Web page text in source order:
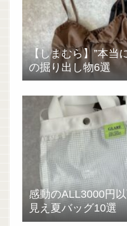
【しまむら】”本当
の掘り出し物6選
感動のALL3000円
見え夏バッグ10選